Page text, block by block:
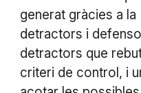
generat gràcies a la
detractors i
detractors que
criteri de control, i